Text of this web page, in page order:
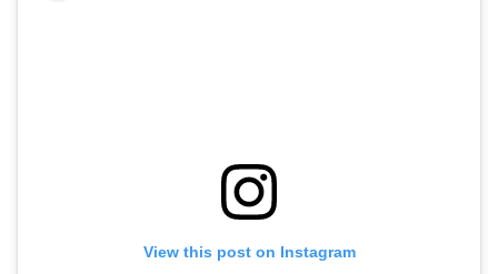
View this post on Instagram